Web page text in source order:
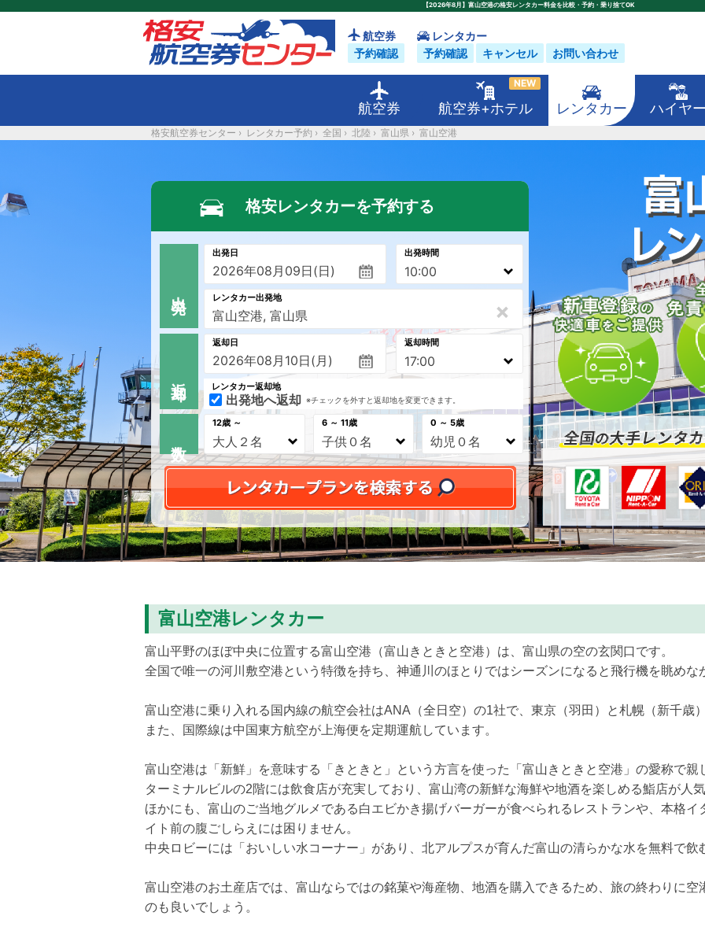
【2026年8月】富山空港の格安レンタカー料金を比較・予約・乗り捨てOK
航空券
予約確認
レンタカー
予約確認
キャンセル お問い合わせ
航空券 航空券+ホテル
NEW
レンタカー ハイヤ
格安航空券センター › レンタカー予約 › 全国 › 北陸 › 富山県 › 富山空港
格安レンタカーを予約する
出発日 出発時間
レンタカー出発地 ×
返却日 返却時間
レンタカー返却地
出発地へ返却 ※チェックを外すと返却地を変更できます。
12歳 ～ 6 ～ 11歳 0 ～ 5歳
富山空港レンタカー
富山平野のほぼ中央に位置する富山空港（富山きときと空港）は、富山県の空の玄関口です。
全国で唯一の河川敷空港という特徴を持ち、神通川のほとりではシーズンになると飛行機を眺め
富山空港に乗り入れる国内線の航空会社はANA（全日空）の1社で、東京（羽田）と札幌（新千歳
また、国際線は中国東方航空が上海便を定期運航しています。
富山空港は「新鮮」を意味する「きときと」という方言を使った「富山きときと空港」の愛称で親
ターミナルビルの2階には飲食店が充実しており、富山湾の新鮮な海鮮や地酒を楽しめる鮨店が人
ほかにも、富山のご当地グルメである白エビかき揚げバーガーが食べられるレストランや、本格
イト前の腹ごしらえには困りません。
中央ロビーには「おいしい水コーナー」があり、北アルプスが育んだ富山の清らかな水を無料で飲
富山空港のお土産店では、富山ならではの銘菓や海産物、地酒を購入できるため、旅の終わりに
のも良いでしょう。